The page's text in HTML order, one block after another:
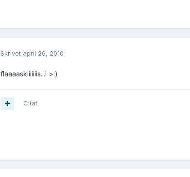
Skrivet april 26, 2010
flaaaaskiiiiiiis...! >:)
Citat